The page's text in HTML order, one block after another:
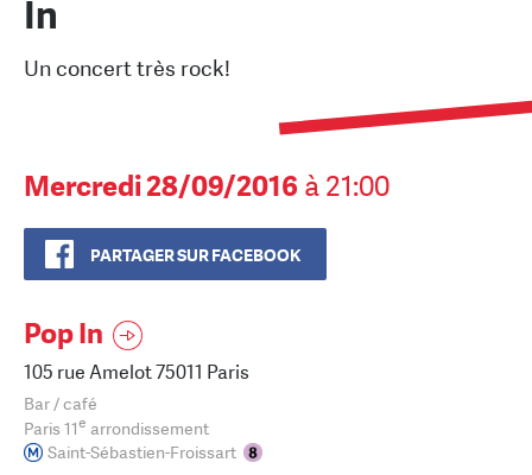
In
Un concert très rock!
Mercredi 28/09/2016 à 21:00
PARTAGER SUR FACEBOOK
Pop In
105 rue Amelot 75011 Paris
Bar / café
Paris 11e arrondissement
Saint-Sébastien-Froissart